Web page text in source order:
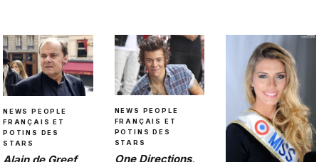
NEWS PEOPLE
FRANÇAIS ET
POTINS DES
STARS
NEWS PEOPLE
FRANÇAIS ET
POTINS DES
STARS
One Directions,